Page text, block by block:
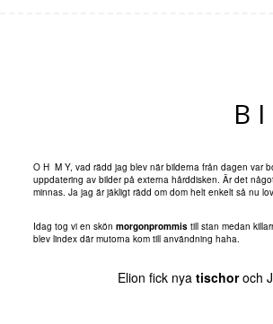
O H M Y, vad rädd jag blev när bilderna från dagen var
uppdatering av bilder på externa hårddisken. Är det
minnas. Ja jag är jäkligt rädd om dom helt enkelt så nu
Idag tog vi en skön morgonprommis till stan medan
blev lindex där mutorna kom till användning haha.
Elion fick nya tischoroch